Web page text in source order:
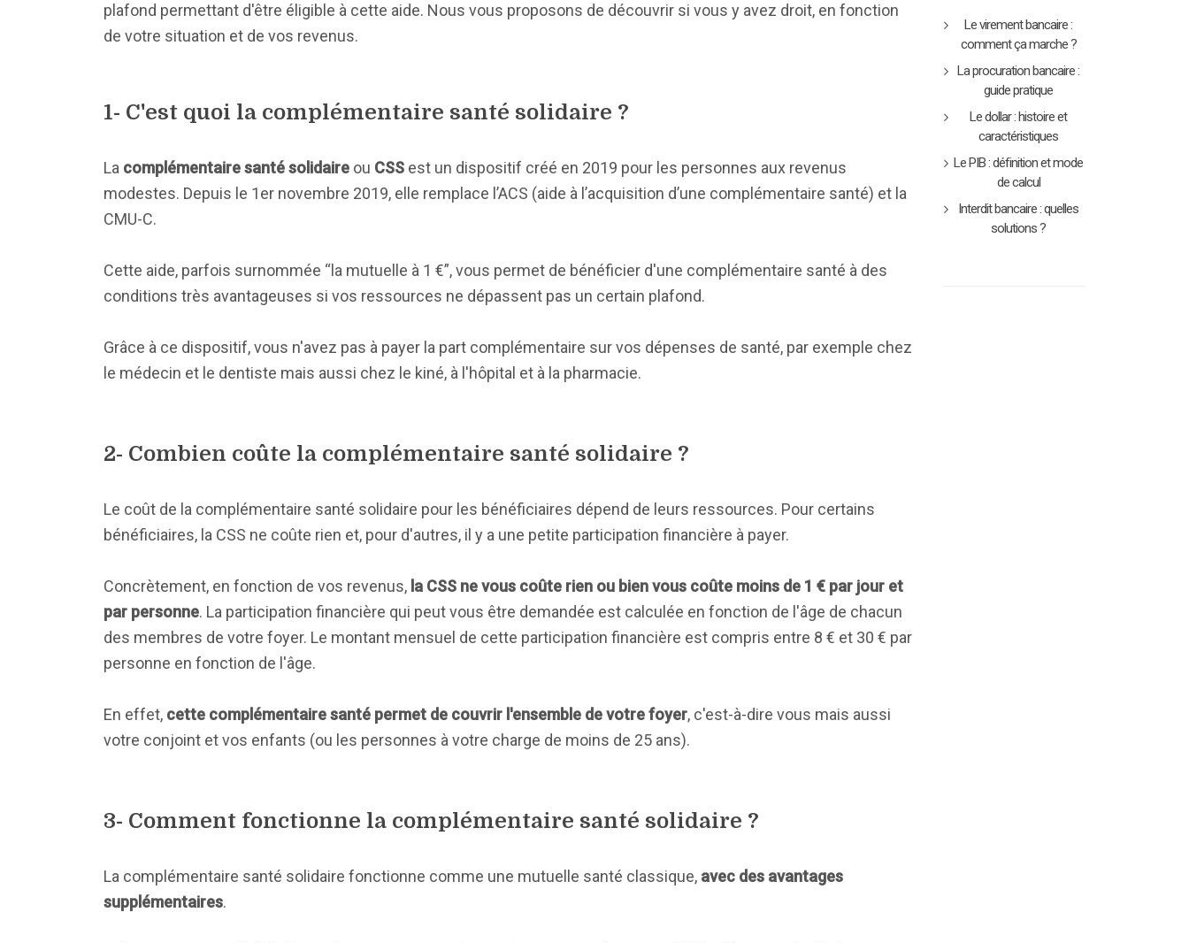
plafond permettant d'être éligible à cette aide. Nous vous proposons de découvrir si vous y avez droit, en fonction
de votre situation et de vos revenus.
1- C'est quoi la complémentaire santé solidaire ?
La complémentaire santé solidaire ou CSS est un dispositif créé en 2019 pour les personnes aux revenus
modestes. Depuis le 1er novembre 2019, elle remplace l’ACS (aide à l’acquisition d’une complémentaire santé) et la
CMU-C.
Cette aide, parfois surnommée “la mutuelle à 1 €”, vous permet de bénéficier d'une complémentaire santé à des
conditions très avantageuses si vos ressources ne dépassent pas un certain plafond.
Grâce à ce dispositif, vous n'avez pas à payer la part complémentaire sur vos dépenses de santé, par exemple chez
le médecin et le dentiste mais aussi chez le kiné, à l'hôpital et à la pharmacie.
2- Combien coûte la complémentaire santé solidaire ?
Le coût de la complémentaire santé solidaire pour les bénéficiaires dépend de leurs ressources. Pour certains
bénéficiaires, la CSS ne coûte rien et, pour d'autres, il y a une petite participation financière à payer.
Concrètement, en fonction de vos revenus, la CSS ne vous coûte rien ou bien vous coûte moins de 1 € par jour et
par personne. La participation financière qui peut vous être demandée est calculée en fonction de l'âge de chacun
des membres de votre foyer. Le montant mensuel de cette participation financière est compris entre 8 € et 30 € par
personne en fonction de l'âge.
En effet, cette complémentaire santé permet de couvrir l'ensemble de votre foyer, c'est-à-dire vous mais aussi
votre conjoint et vos enfants (ou les personnes à votre charge de moins de 25 ans).
3- Comment fonctionne la complémentaire santé solidaire ?
La complémentaire santé solidaire fonctionne comme une mutuelle santé classique, avec des avantages
supplémentaires.
Le virement bancaire :
comment ça marche ?
La procuration bancaire :
guide pratique
Le dollar : histoire et
caractéristiques
Le PIB : définition et mode
de calcul
Interdit bancaire : quelles
solutions ?